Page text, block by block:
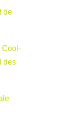
de
Cool-
des